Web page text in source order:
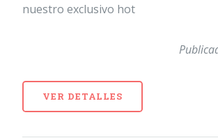
nuestro exclusivo hot
VER DETALLES